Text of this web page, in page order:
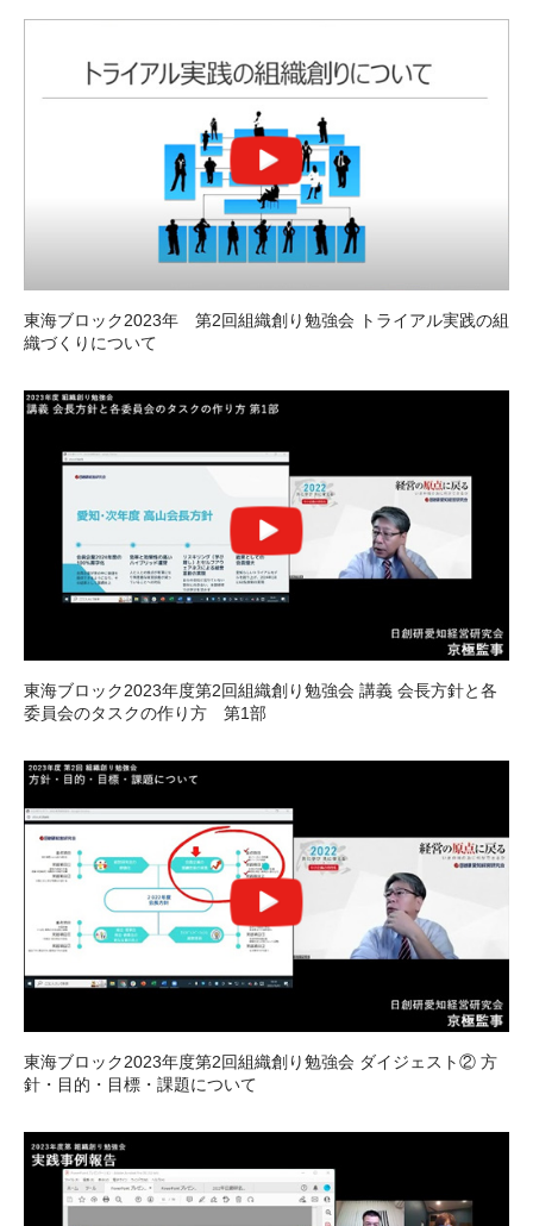
東海ブロック2023年 第2回組織創り勉強会 トライアル実践の組
織づくりについて
東海ブロック2023年度第2回組織創り勉強会 講義 会長方針と各
委員会のタスクの作り方 第1部
東海ブロック2023年度第2回組織創り勉強会 ダイジェスト② 方
針・目的・目標・課題について